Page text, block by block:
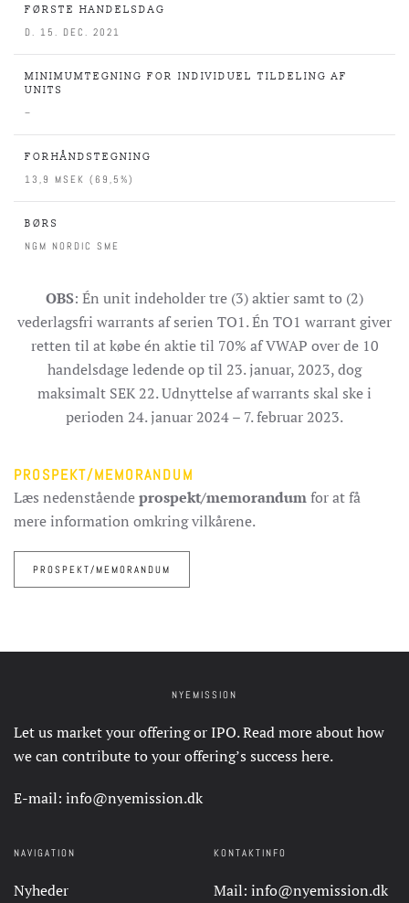
FØRSTE HANDELSDAG
D. 15. DEC. 2021
MINIMUMTEGNING FOR INDIVIDUEL TILDELING AF
UNITS
–
FORHÅNDSTEGNING
13,9 MSEK (69,5%)
BØRS
NGM NORDIC SME
OBS: Én unit indeholder tre (3) aktier samt to (2)
vederlagsfri warrants af serien TO1. Én TO1 warrant giver
retten til at købe én aktie til 70% af VWAP over de 10
handelsdage ledende op til 23. januar, 2023, dog
maksimalt SEK 22. Udnyttelse af warrants skal ske i
perioden 24. januar 2024 – 7. februar 2023.
PROSPEKT/MEMORANDUM
Læs nedenståendeprospekt/memorandumfor at få
mere information omkring vilkårene.
PROSPEKT/MEMORANDUM
NYEMISSION
Let us market your offering or IPO. Read more about how
we can contribute to your offering’s success here.
E-mail: info@nyemission.dk
NAVIGATION
Nyheder
KONTAKTINFO
Mail: info@nyemission.dk